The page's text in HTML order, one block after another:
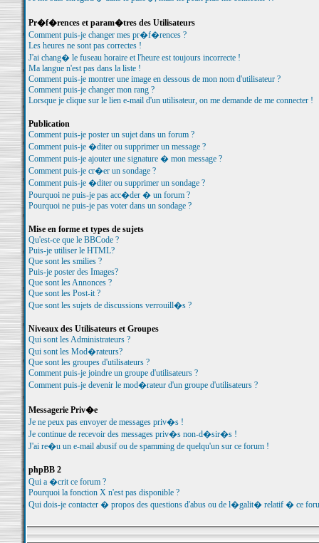
Pr�f�rences et param�tres des Utilisateurs
Comment puis-je changer mes pr�f�rences ?
Les heures ne sont pas correctes !
J'ai chang� le fuseau horaire et l'heure est toujours incorrecte !
Ma langue n'est pas dans la liste !
Comment puis-je montrer une image en dessous de mon nom d'utilisateur ?
Comment puis-je changer mon rang ?
Lorsque je clique sur le lien e-mail d'un utilisateur, on me demande de me connecter !
Publication
Comment puis-je poster un sujet dans un forum ?
Comment puis-je �diter ou supprimer un message ?
Comment puis-je ajouter une signature � mon message ?
Comment puis-je cr�er un sondage ?
Comment puis-je �diter ou supprimer un sondage ?
Pourquoi ne puis-je pas acc�der � un forum ?
Pourquoi ne puis-je pas voter dans un sondage ?
Mise en forme et types de sujets
Qu'est-ce que le BBCode ?
Puis-je utiliser le HTML?
Que sont les smilies ?
Puis-je poster des Images?
Que sont les Annonces ?
Que sont les Post-it ?
Que sont les sujets de discussions verrouill�s ?
Niveaux des Utilisateurs et Groupes
Qui sont les Administrateurs ?
Qui sont les Mod�rateurs?
Que sont les groupes d'utilisateurs ?
Comment puis-je joindre un groupe d'utilisateurs ?
Comment puis-je devenir le mod�rateur d'un groupe d'utilisateurs ?
Messagerie Priv�e
Je ne peux pas envoyer de messages priv�s !
Je continue de recevoir des messages priv�s non-d�sir�s !
J'ai re�u un e-mail abusif ou de spamming de quelqu'un sur ce forum !
phpBB 2
Qui a �crit ce forum ?
Pourquoi la fonction X n'est pas disponible ?
Qui dois-je contacter � propos des questions d'abus ou de l�galit� relatif � ce